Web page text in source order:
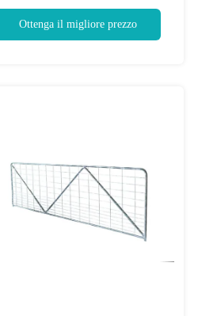
Ottenga il migliore prezzo